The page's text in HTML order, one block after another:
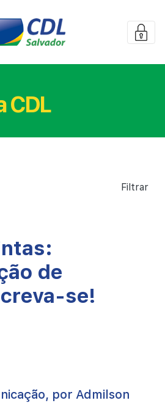
CDL
Filtrar
de
se!
por Admilson